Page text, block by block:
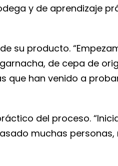
y de aprendizaje
su producto.
de cepa de
que han venido a
del proceso.
muchas